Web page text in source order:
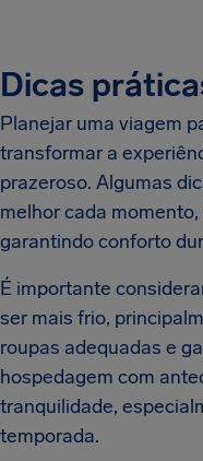
Dicas
Planejar uma viagem
transformar a
prazeroso. Algumas
melhor cada
garantindo conforto
É importante
ser mais frio,
roupas adequadas e
hospedagem com
tranquilidade,
temporada.